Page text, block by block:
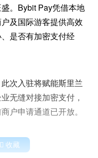
。Bybit Pay凭借本地
及国际游客提供高效
是否有加密支付经
次入驻将赋能斯里兰
无缝对接加密支付，
户申请通道已开放。
 收藏